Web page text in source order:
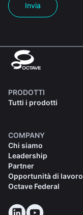
Invia
PRODOTTI
Tutti i prodotti
COMPANY
Chi siamo
Leadership
Partner
Opportunità di lavoro
Octave Federal